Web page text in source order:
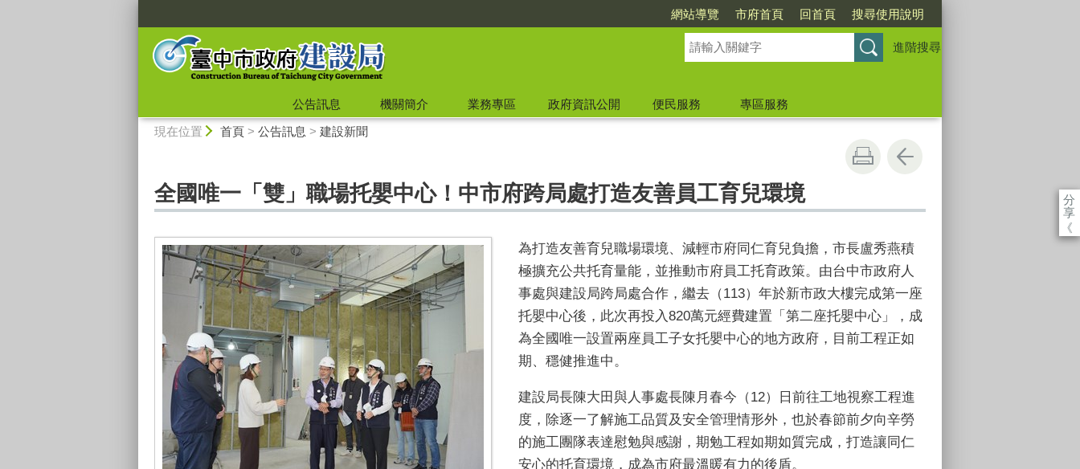
網站導覽 市府首頁 回首頁 搜尋使用說明
進階搜尋
公告訊息 機關簡介 業務專區 政府資訊公開 便民服務
專區服務
現在位置 首頁> 公告訊息 > 建設新聞
分
享
《
全國唯一「雙」職場托嬰中心！中市府跨局處打造友善員工育兒環境
為打造友善育兒職場環境、減輕市府同仁育兒負擔，市長盧秀燕積
極擴充公共托育量能，並推動市府員工托育政策。由台中市政府人
事處與建設局跨局處合作，繼去（113）年於新市政大樓完成第一座
托嬰中心後，此次再投入820萬元經費建置「第二座托嬰中心」，成
為全國唯一設置兩座員工子女托嬰中心的地方政府，目前工程正如
期、穩健推進中。
建設局長陳大田與人事處長陳月春今（12）日前往工地視察工程進
度，除逐一了解施工品質及安全管理情形外，也於春節前夕向辛勞
的施工團隊表達慰勉與感謝，期勉工程如期如質完成，打造讓同仁
安心的托育環境，成為市府最溫暖有力的後盾。